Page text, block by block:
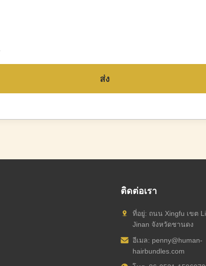
ส่ง
ติดต่อเรา
ที่อยู่: ถนน Xingfu เขต
Jinan จังหวัดชานดง
อีเมล: penny@human-
hairbundles.com